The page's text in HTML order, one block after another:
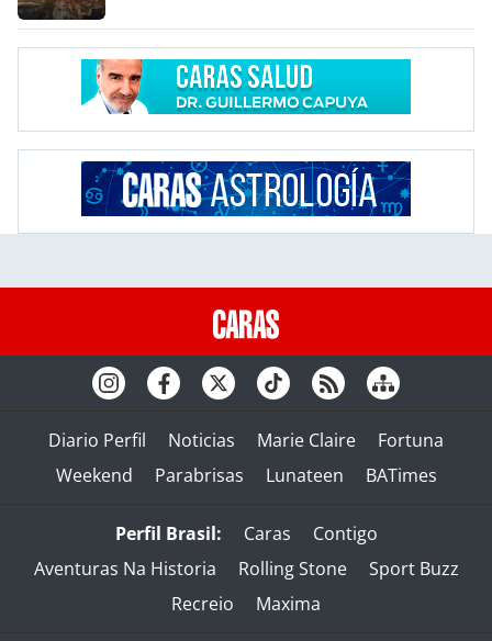
Diario Perfil Noticias Marie Claire
Fortuna
Weekend
Parabrisas Lunateen BATimes
Perfil Brasil: Caras
Contigo
Aventuras Na Historia
Rolling Stone
Sport Buzz
Recreio
Maxima